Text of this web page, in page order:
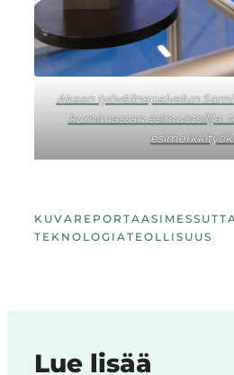
Akaan työvälinepalvelun
kumimassan esimuotoilija.
KUVAREPORTAASI MESSUT
TEKNOLOGIATEOLLISUUS
Lue lisää